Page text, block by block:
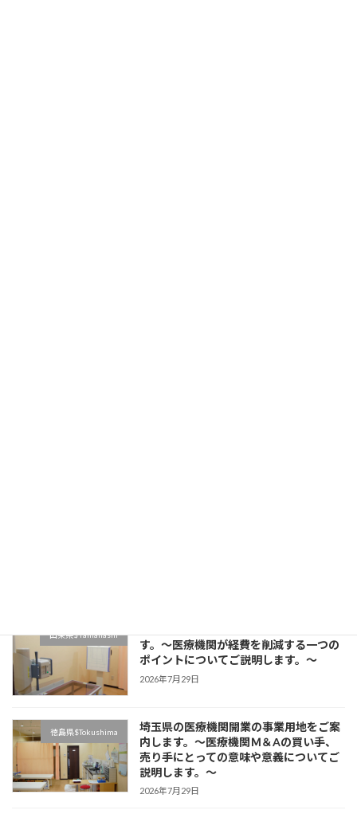
山梨県$Yamanashi
す。～医療機関が経費を削減する一つの
ポイントについてご説明します。～
2026年7月29日
徳島県$Tokushima
埼玉県の医療機関開業の事業用地をご案
内します。～医療機関Ｍ＆Aの買い手、
売り手にとっての意味や意義についてご
説明します。～
2026年7月29日